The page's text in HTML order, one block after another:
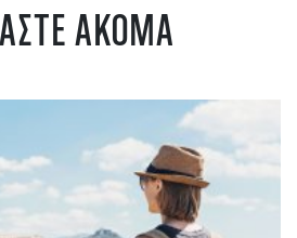
ΑΚΟΜΑ